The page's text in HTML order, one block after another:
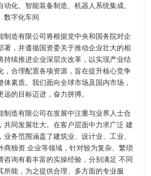
动化、智能装备制造、机器人系统集成、
数字化车间
制造有限公司将根据党中央和国务院对企
署，并遵循国资委关于推动企业壮大的相
持续推进企业深层次改革，以实现产业结
，合理配置各项资源，旨在提升核心竞争
体素质。我们面向全球市场及国内市场，
远的目标迈进，奋力拼搏。
制造有限公司在发展中注重与业界人士合
共同发展壮大。在客户层面中力求广泛 建
业务范围涵盖了建筑业、设计业、工业、
商独资 企业等领域，针对较为复杂、繁琐
咨询有着丰富的实操经验，分别满足 不同
所能，为之提供合理、多方面的专业服